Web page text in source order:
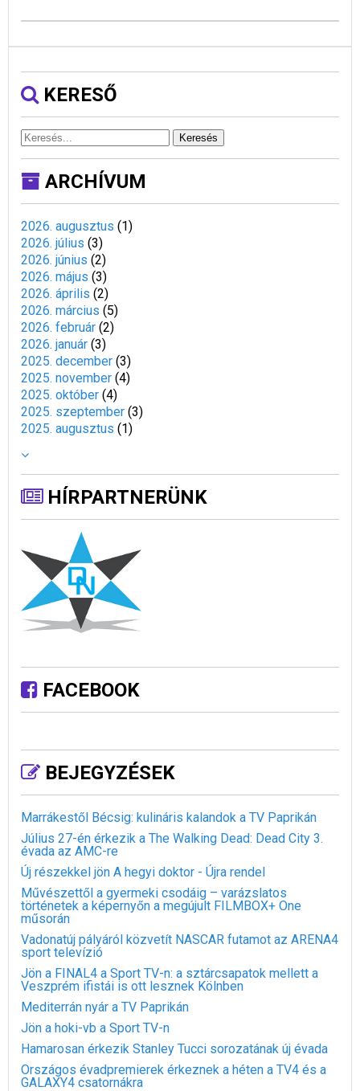
KERESŐ
Keresés
ARCHÍVUM
2026. augusztus (1)
2026. július (3)
2026. június (2)
2026. május (3)
2026. április (2)
2026. március (5)
2026. február (2)
2026. január (3)
2025. december (3)
2025. november (4)
2025. október (4)
2025. szeptember (3)
2025. augusztus (1)
HÍRPARTNERÜNK
FACEBOOK
BEJEGYZÉSEK
Marrákestől Bécsig: kulináris kalandok a TV Paprikán
Július 27-én érkezik a The Walking Dead: Dead City 3.
évada az AMC-re
Új részekkel jön A hegyi doktor - Újra rendel
Művészettől a gyermeki csodáig – varázslatos
történetek a képernyőn a megújult FILMBOX+ One
műsorán
Vadonatúj pályáról közvetít NASCAR futamot az ARENA4
sport televízió
Jön a FINAL4 a Sport TV-n: a sztárcsapatok mellett a
Veszprém ifistái is ott lesznek Kölnben
Mediterrán nyár a TV Paprikán
Jön a hoki-vb a Sport TV-n
Hamarosan érkezik Stanley Tucci sorozatának új évada
Országos évadpremierek érkeznek a héten a TV4 és a
GALAXY4 csatornákra